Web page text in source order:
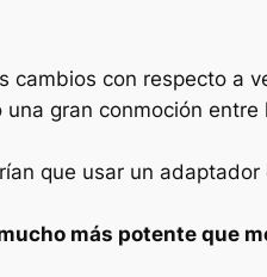
cambios con respecto a
gran conmoción entre
que usar un
más potente que